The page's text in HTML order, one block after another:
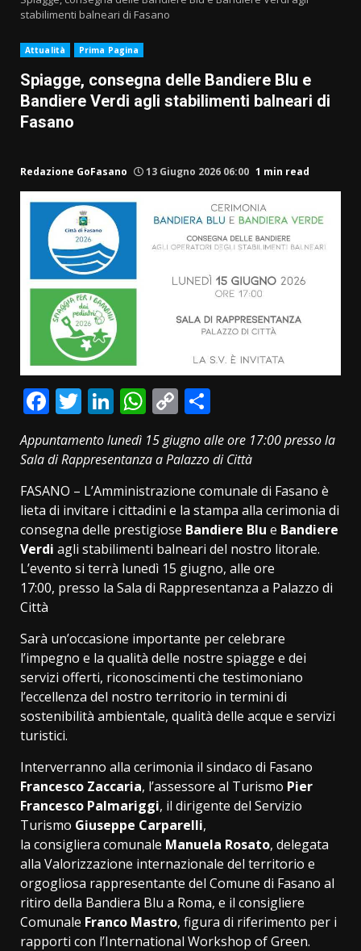
stabilimenti balneari di Fasano
Attualità Prima Pagina
Spiagge, consegna delle Bandiere Blu e
Bandiere Verdi agli stabilimenti balneari di
Fasano
Redazione GoFasano 13 Giugno 2026 06:00 1 min read
Facebook
Twitter
LinkedIn
WhatsApp
Copy
Link
Appuntamento lunedì 15 giugno alle ore 17:00 presso la
Sala di Rappresentanza a Palazzo di Città
FASANO – L’Amministrazione comunale di Fasano è
lieta di invitare i cittadini e la stampa alla cerimonia di
consegna delle prestigiose Bandiere Blu e Bandiere
Verdi agli stabilimenti balneari del nostro litorale.
L’evento si terrà lunedì 15 giugno, alle ore
17:00, presso la Sala di Rappresentanza a Palazzo di
Città
Sarà un’occasione importante per celebrare
l’impegno e la qualità delle nostre spiagge e dei
servizi offerti, riconoscimenti che testimoniano
l’eccellenza del nostro territorio in termini di
sostenibilità ambientale, qualità delle acque e servizi
turistici.
Interverranno alla cerimonia il sindaco di Fasano
Francesco Zaccaria, l’assessore al Turismo Pier
Francesco Palmariggi, il dirigente del Servizio
Turismo Giuseppe Carparelli,
la consigliera comunale Manuela Rosato, delegata
alla Valorizzazione internazionale del territorio e
orgogliosa rappresentante del Comune di Fasano al
ritiro della Bandiera Blu a Roma, e il consigliere
Comunale Franco Mastro, figura di riferimento per i
rapporti con l’International Workshop of Green.